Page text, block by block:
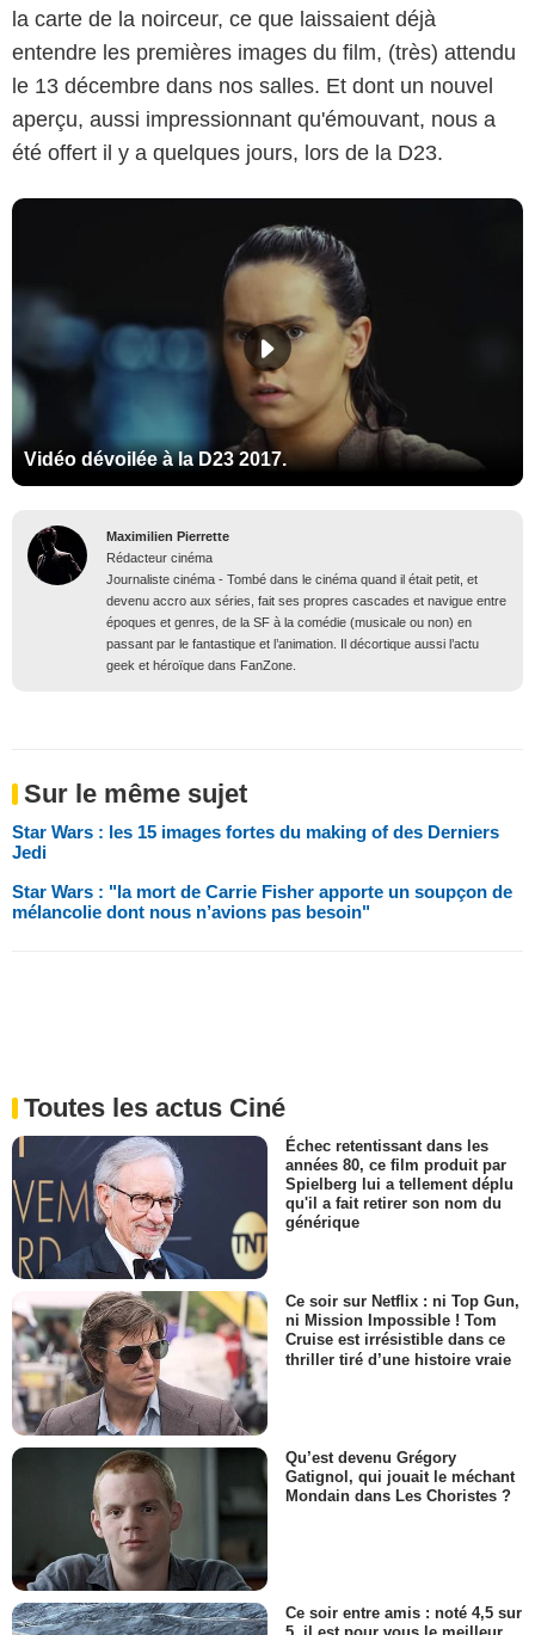
la carte de la noirceur, ce que laissaient déjà
entendre les premières images du film, (très) attendu
le 13 décembre dans nos salles. Et dont un nouvel
aperçu, aussi impressionnant qu'émouvant, nous a
été offert il y a quelques jours, lors de la D23.
Vidéo dévoilée à la D23 2017.
Maximilien Pierrette
Rédacteur cinéma
Journaliste cinéma - Tombé dans le cinéma quand il était petit, et
devenu accro aux séries, fait ses propres cascades et navigue entre
époques et genres, de la SF à la comédie (musicale ou non) en
passant par le fantastique et l’animation. Il décortique aussi l’actu
geek et héroïque dans FanZone.
Sur le même sujet
Star Wars : les 15 images fortes du making of des Derniers
Jedi
Star Wars : "la mort de Carrie Fisher apporte un soupçon de
mélancolie dont nous n’avions pas besoin"
Toutes les actus Ciné
Échec retentissant dans les
années 80, ce film produit par
Spielberg lui a tellement déplu
qu'il a fait retirer son nom du
générique
Ce soir sur Netflix : ni Top Gun,
ni Mission Impossible ! Tom
Cruise est irrésistible dans ce
thriller tiré d’une histoire vraie
Qu’est devenu Grégory
Gatignol, qui jouait le méchant
Mondain dans Les Choristes ?
Ce soir entre amis : noté 4,5 sur